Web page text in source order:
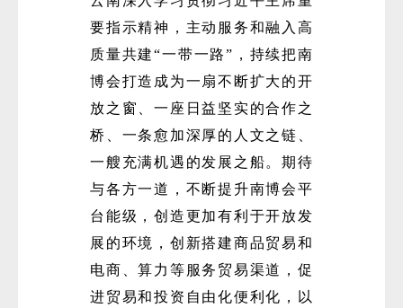
要指示精神，主动服务和融入高
质量共建“一带一路”，持续把南
博会打造成为一扇不断扩大的开
放之窗、一座日益坚实的合作之
桥、一条愈加深厚的人文之链、
一艘充满机遇的发展之船。期待
与各方一道，不断提升南博会平
台能级，创造更加有利于开放发
展的环境，创新搭建商品贸易和
电商、算力等服务贸易渠道，促
进贸易和投资自由化便利化，以